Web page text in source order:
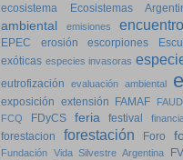
ecosistema
Ecosistemas
ambiental
emisiones encuentro
EPEC
erosión escorpiones
exóticas especies invasoras
eutrofización
evaluación ambiental
exposición extensión FAMAF
FCQ FDyCS feria festival
forestacion
forestación Foro
Fundación Vida Silvestre Argentina